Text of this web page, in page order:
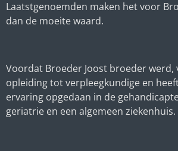
Laatstgenoemden maken het voor
dan de moeite waard.
Voordat Broeder Joost broeder werd,
opleiding tot verpleegkundige en
ervaring opgedaan in de
geriatrie en een algemeen ziekenhuis.